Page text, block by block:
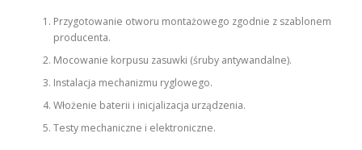
Przygotowanie otworu montażowego zgodnie z szablonem
producenta.
Mocowanie korpusu zasuwki (śruby antywandalne).
Instalacja mechanizmu ryglowego.
Włożenie baterii i inicjalizacja urządzenia.
Testy mechaniczne i elektroniczne.